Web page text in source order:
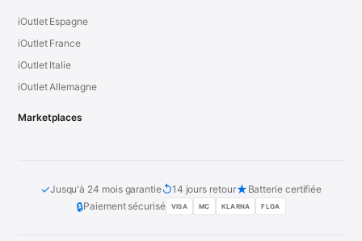
iOutlet Espagne
iOutlet France
iOutlet Italie
iOutlet Allemagne
Marketplaces
✓Jusqu'à 24 mois garantie↺14 jours retour★ Batterie certifiée
🔒Paiement sécurisé VISA MC KLARNA FLOA